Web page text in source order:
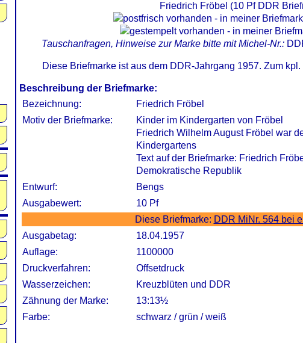
Friedrich Fröbel (10 Pf DDR
Tauschanfragen, Hinweise zur Marke bitte mit Michel-Nr.:
Diese Briefmarke ist aus dem DDR-Jahrgang 1957. Zum kpl.
Beschreibung der Briefmarke:
Bezeichnung:
Friedrich Fröbel
Motiv der Briefmarke:
Kinder im Kindergarten von Fröbel
Friedrich Wilhelm August Fröbel war
Kindergartens
Text auf der Briefmarke: Friedrich
Demokratische Republik
Entwurf:
Bengs
Ausgabewert:
10 Pf
Diese Briefmarke: DDR MiNr. 564 bei
Ausgabetag:
18.04.1957
Auflage:
1100000
Druckverfahren:
Offsetdruck
Wasserzeichen:
Kreuzblüten und DDR
Zähnung der Marke:
13:13½
Farbe:
schwarz / grün / weiß